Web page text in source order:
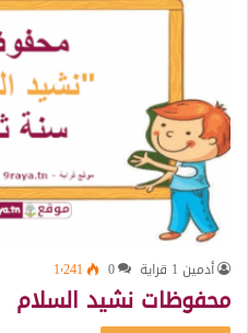
أدمين 1 قراية 0 1٬241
محفوظات نشيد السلام